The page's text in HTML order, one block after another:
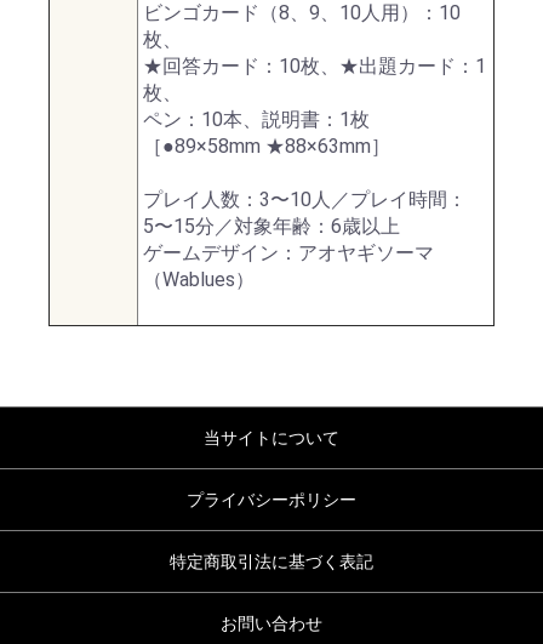
ビンゴカード（8、9、10人用）：10
枚、
★回答カード：10枚、★出題カード：1
枚、
ペン：10本、説明書：1枚
［●89×58mm ★88×63mm］
プレイ人数：3〜10人／プレイ時間：
5〜15分／対象年齢：6歳以上
ゲームデザイン：アオヤギソーマ
（Wablues）
当サイトについて
プライバシーポリシー
特定商取引法に基づく表記
お問い合わせ